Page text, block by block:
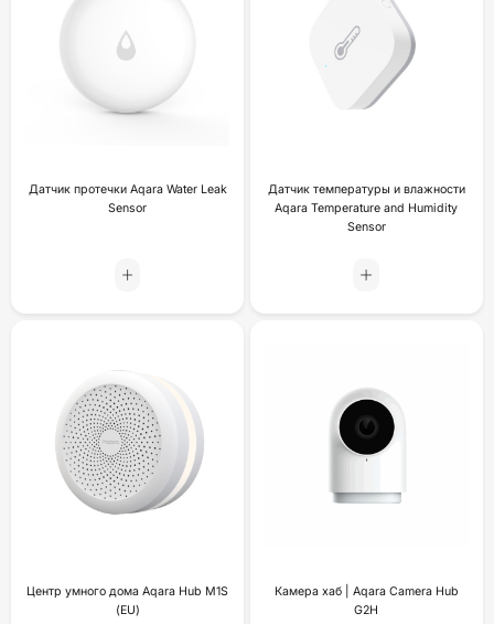
Датчик протечки Aqara Water Leak
Sensor
Датчик температуры и влажности
Aqara Temperature and Humidity
Sensor
Центр умного дома Aqara Hub M1S
(EU)
Камера хаб | Aqara Camera Hub
G2H